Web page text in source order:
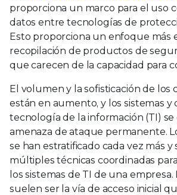
proporciona un marco para el uso
datos entre tecnologías de
Esto proporciona un enfoque más
recopilación de productos de
que carecen de la capacidad para
El volumen y la sofisticación de los
están en aumento, y los sistemas y
tecnología de la información (TI)
amenaza de ataque permanente.
se han estratificado cada vez más y
múltiples técnicas coordinadas
los sistemas de TI de una
suelen ser la vía de acceso inicial